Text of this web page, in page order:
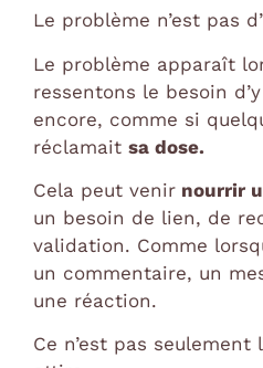
Le problème n’est pas
Le problème apparaît
ressentons le besoin
encore, comme si
réclamait sa dose.
Cela peut venir nourrir
un besoin de lien, de
validation. Comme
un commentaire, un
une réaction.
Ce n’est pas seulement